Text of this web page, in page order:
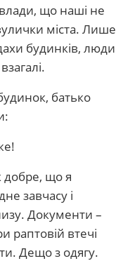
що наші не
міста. Лише
будинків, люди
батько
добре, що я
завчасу і
Документи –
раптовій втечі
Дещо з одягу.